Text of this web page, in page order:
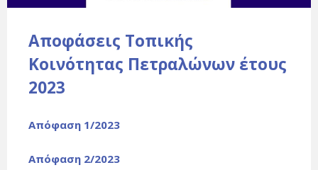
Αποφάσεις Τοπικής
Κοινότητας Πετραλώνων έτους
2023
Απόφαση 1/2023
Απόφαση 2/2023